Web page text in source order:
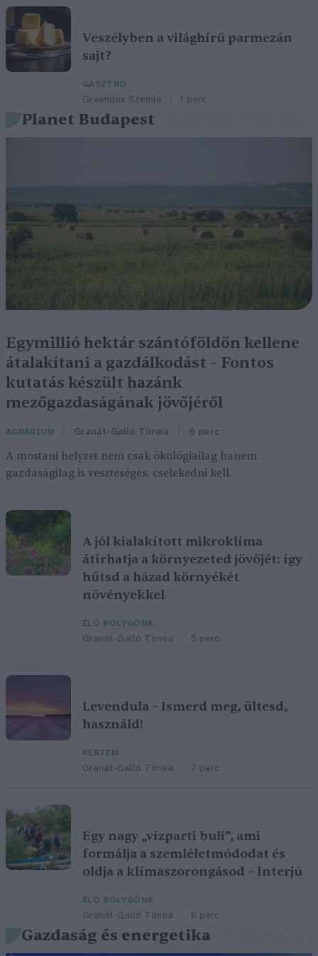
Veszélyben a világhírű parmezán
sajt?
GASZTRO
Greendex Szemle 1 perc
Planet Budapest
Egymillió hektár szántóföldön kellene
átalakítani a gazdálkodást – Fontos
kutatás készült hazánk
mezőgazdaságának jövőjéről
AGRÁRIUM Granát-Galló Tímea 6 perc
A mostani helyzet nem csak ökológiailag hanem
gazdaságilag is veszteséges: cselekedni kell.
A jól kialakított mikroklíma
átírhatja a környezeted jövőjét: így
hűtsd a házad környékét
növényekkel
ÉLŐ BOLYGÓNK
Granát-Galló Tímea 5 perc
Levendula – Ismerd meg, ültesd,
használd!
KERTEM
Granát-Galló Tímea 7 perc
Egy nagy „vízparti buli”, ami
formálja a szemléletmódodat és
oldja a klímaszorongásod – Interjú
ÉLŐ BOLYGÓNK
Granát-Galló Tímea 6 perc
Gazdaság és energetika